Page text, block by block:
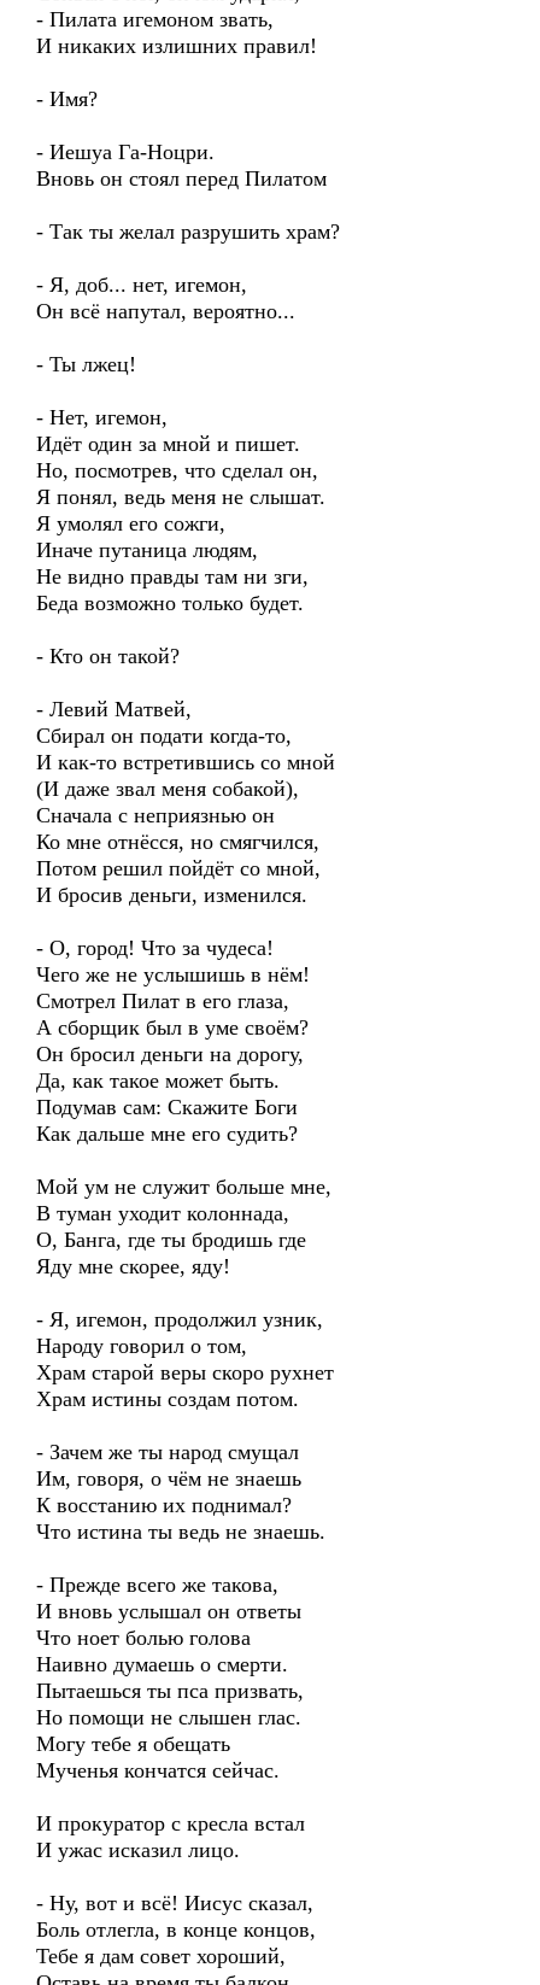
- Пилата игемоном звать,
И никаких излишних правил!
- Имя?
- Иешуа Га-Ноцри.
Вновь он стоял перед Пилатом
- Так ты желал разрушить храм?
- Я, доб... нет, игемон,
Он всё напутал, вероятно...
- Ты лжец!
- Нет, игемон,
Идёт один за мной и пишет.
Но, посмотрев, что сделал он,
Я понял, ведь меня не слышат.
Я умолял его сожги,
Иначе путаница людям,
Не видно правды там ни зги,
Беда возможно только будет.
- Кто он такой?
- Левий Матвей,
Сбирал он подати когда-то,
И как-то встретившись со мной
(И даже звал меня собакой),
Сначала с неприязнью он
Ко мне отнёсся, но смягчился,
Потом решил пойдёт со мной,
И бросив деньги, изменился.
- О, город! Что за чудеса!
Чего же не услышишь в нём!
Смотрел Пилат в его глаза,
А сборщик был в уме своём?
Он бросил деньги на дорогу,
Да, как такое может быть.
Подумав сам: Скажите Боги
Как дальше мне его судить?
Мой ум не служит больше мне,
В туман уходит колоннада,
О, Банга, где ты бродишь где
Яду мне скорее, яду!
- Я, игемон, продолжил узник,
Народу говорил о том,
Храм старой веры скоро рухнет
Храм истины создам потом.
- Зачем же ты народ смущал
Им, говоря, о чём не знаешь
К восстанию их поднимал?
Что истина ты ведь не знаешь.
- Прежде всего же такова,
И вновь услышал он ответы
Что ноет болью голова
Наивно думаешь о смерти.
Пытаешься ты пса призвать,
Но помощи не слышен глас.
Могу тебе я обещать
Мученья кончатся сейчас.
И прокуратор с кресла встал
И ужас исказил лицо.
- Ну, вот и всё! Иисус сказал,
Боль отлегла, в конце концов,
Тебе я дам совет хороший,